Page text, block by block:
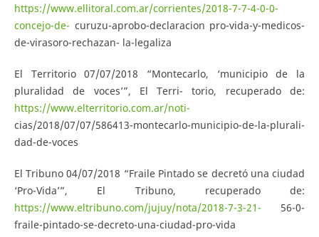
https://www.ellitoral.com.ar/corrientes/2018-7-7-4-0-0-
concejo-de- curuzu-aprobo-declaracion pro-vida-y-medicos-
de-virasoro-rechazan- la-legaliza
El Territorio 07/07/2018 “Montecarlo, ‘municipio de la
pluralidad de voces’”, El Terri- torio, recuperado de:
https://www.elterritorio.com.ar/noti-
cias/2018/07/07/586413-montecarlo-municipio-de-la-plurali-
dad-de-voces
El Tribuno 04/07/2018 “Fraile Pintado se decretó una ciudad
‘Pro-Vida’”, El Tribuno, recuperado de:
https://www.eltribuno.com/jujuy/nota/2018-7-3-21- 56-0-
fraile-pintado-se-decreto-una-ciudad-pro-vida